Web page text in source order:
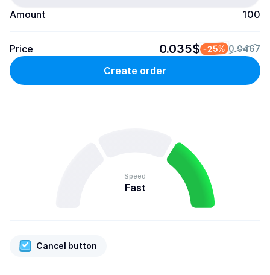
Amount 100
Price 0.035$ -25% 0.0467
Create order
Speed
Fast
Cancel button